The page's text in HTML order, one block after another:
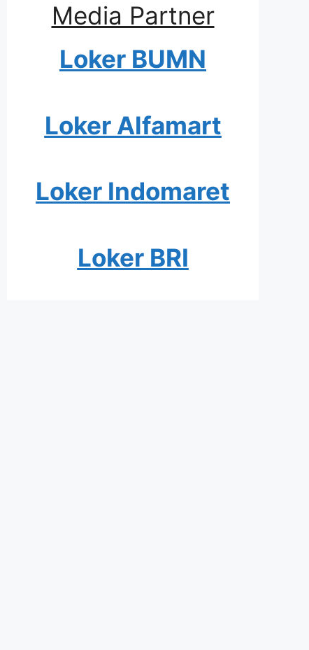
Media Partner
Loker BUMN
Loker Alfamart
Loker Indomaret
Loker BRI